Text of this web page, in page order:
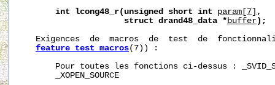
int
lcong48_r(unsigned short int param[7]
,
struct drand48_data *buffer );
Exigences  de  macros  de  test  de
feature_test_macros(7)) :
Pour toutes les fonctions ci-dessus :
       _XOPEN_SOURCE